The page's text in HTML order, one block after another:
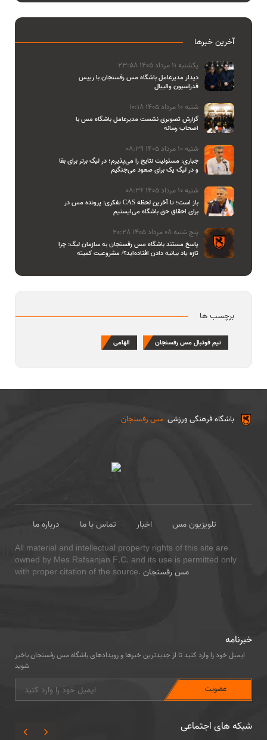
آخرین خبرها
یکشنبه 11 مرداد 1405 23:58
دیدار مدیرعامل باشگاه مس رفسنجان با رییس
فدراسیون والیبال
شنبه 10 مرداد 1405 10:18
گزارش تصویری نشست مدیرعامل باشگاه مس با
اصحاب رسانه
شنبه 10 مرداد 1405 08:39
جباری: مسئولیت نتایج را می‌پذیرم؛ در لیگ برتر برای بقا
و در لیگ یک برای صعود می‌جنگیم
شنبه 10 مرداد 1405 08:36
تفکری: پرونده مس در CAS باز است؛ تا آخرین لحظه
برای احقاق حق باشگاه می‌ایستیم
پنج شنبه 08 مرداد 1405 20:28
پاسخ مستند باشگاه مس رفسنجان به سازمان لیگ: چرا
تازه یاد بیانیه دادن افتاده‌اید؟/ مشروعیت کمیته
برچسب ها
تیم فوتبال مس رفسنجان الهامی
مس رفسنجان باشگاه فرهنگی ورزشی
درباره ما تماس با ما اخبار
تلویزیون مس
All material and intellectual property rights of this site are
owned by Mes Rafsanjan F.C. and its use is permitted only
with proper citation of the source. مس رفسنجان
خبرنامه
ایمیل خود را وارد کنید تا از جدیدترین خبرها و رویدادهای باشگاه مس رفسنجان باخبر
شوید
شبکه های اجتماعی